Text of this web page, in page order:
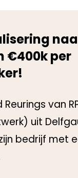
€400k per
van
uit
bedrijf met